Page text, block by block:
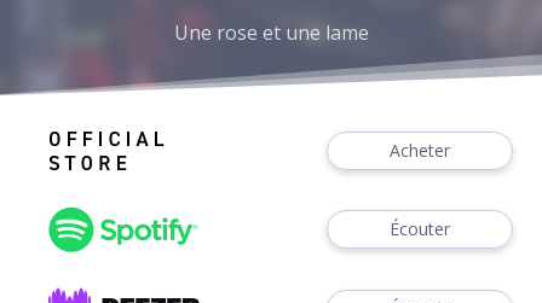
Une rose et une lame
Acheter
Écouter